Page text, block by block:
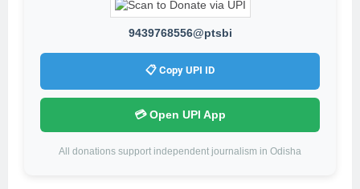
9439768556@ptsbi
📋 Copy UPI ID
💳 Open UPI App
All donations support independent journalism in Odisha